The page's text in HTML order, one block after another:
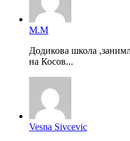
М.М
Додикова школа
на Косов...
Vesna Sivcevic